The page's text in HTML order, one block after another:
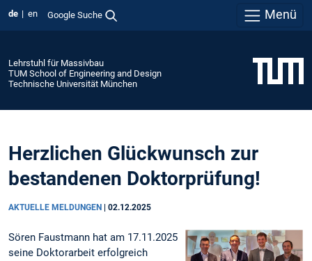
de en Google Suche Menü
Lehrstuhl für Massivbau
TUM School of Engineering and Design
Technische Universität München
Herzlichen Glückwunsch zur
bestandenen Doktorprüfung!
AKTUELLE MELDUNGEN 02.12.2025
Sören Faustmann hat am 17.11.2025
seine Doktorarbeit erfolgreich